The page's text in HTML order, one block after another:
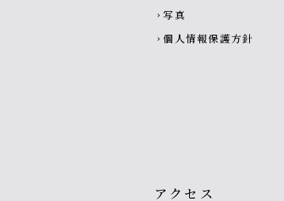
chevron_right 写真
chevron_right 個人情報保護方針
アクセス